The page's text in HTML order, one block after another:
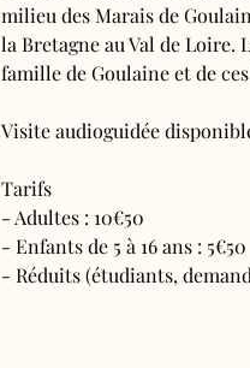
milieu des Marais de
la Bretagne au Val de
famille de Goulaine et de
Visite audioguidée
Tarifs
- Adultes : 10€50
- Enfants de 5 à 16 ans : 5€50
- Réduits (étudiants,